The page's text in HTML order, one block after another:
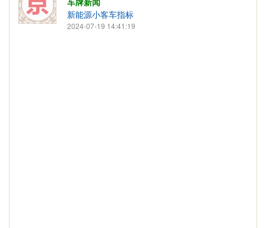
新能源小客车指标
2024-07-19 14:41:19